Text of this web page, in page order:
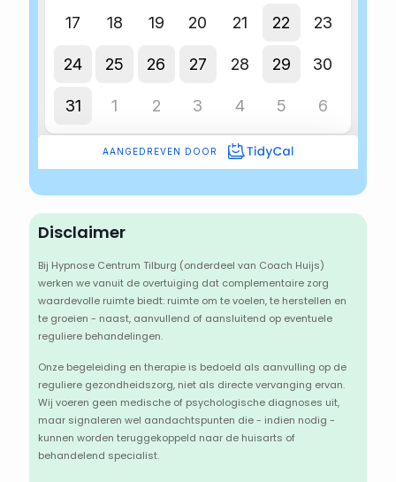
Disclaimer
Bij Hypnose Centrum Tilburg (onderdeel van Coach Huijs)
werken we vanuit de overtuiging dat complementaire zorg
waardevolle ruimte biedt: ruimte om te voelen, te herstellen en
te groeien - naast, aanvullend of aansluitend op eventuele
reguliere behandelingen.
Onze begeleiding en therapie is bedoeld als aanvulling op de
reguliere gezondheidszorg, niet als directe vervanging ervan.
Wij voeren geen medische of psychologische diagnoses uit,
maar signaleren wel aandachtspunten die - indien nodig -
kunnen worden teruggekoppeld naar de huisarts of
behandelend specialist.